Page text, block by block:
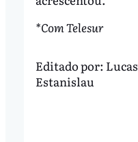
*Com Telesur
Editado por: Lucas
Estanislau